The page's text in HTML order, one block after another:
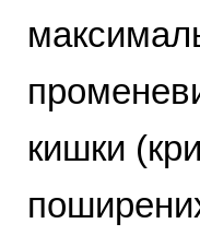
кишки